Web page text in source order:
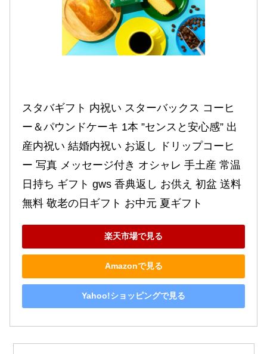
スタバギフト 内祝い スターバックス コーヒ
ー＆パウンドケーキ 1本 ”センスと安心感” 出
産内祝い 結婚内祝い お返し ドリップコーヒ
ー 写真 メッセージ付き オシャレ 手土産 常温
日持ち ギフト gws 香典返し お供え 初盆 送料
無料 敬老の日ギフト お中元 夏ギフト
楽天市場で見る
Amazonで見る
Yahoo!ショッピングで見る